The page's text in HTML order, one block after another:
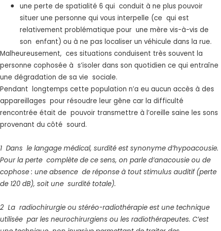
une perte de spatialité 6 qui conduit à ne plus pouvoir
situer une personne qui vous interpelle (ce qui est
relativement problématique pour une mère vis-à-vis de
son enfant) ou à ne pas localiser un véhicule dans la rue.
Malheureusement, ces situations conduisent très souvent la
personne cophosée à s’isoler dans son quotidien ce qui entraîne
une dégradation de sa vie sociale.
Pendant longtemps cette population n’a eu aucun accès à des
appareillages pour résoudre leur gêne car la difficulté
rencontrée était de pouvoir transmettre à l’oreille saine les sons
provenant du côté sourd.
1 Dans le langage médical, surdité est synonyme d’hypoacousie.
Pour la perte complète de ce sens, on parle d’anacousie ou de
cophose : une absence de réponse à tout stimulus auditif (perte
de 120 dB), soit une surdité totale).
2 La radiochirurgie ou stéréo-radiothérapie est une technique
utilisée par les neurochirurgiens ou les radiothérapeutes. C’est